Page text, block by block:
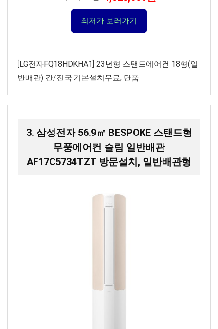
최저가 보러가기
[LG전자FQ18HDKHA1] 23년형 스탠드에어컨 18형(일
반배관) 칸/전국.기본설치무료, 단품
3. 삼성전자 56.9㎡ BESPOKE 스탠드형
무풍에어컨 슬림 일반배관
AF17C5734TZT 방문설치, 일반배관형